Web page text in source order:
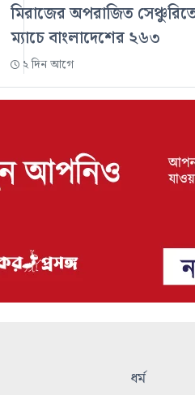
মিরাজের অপরাজিত
ম্যাচে বাংলাদেশের ২৬৩
২ দিন আগে
ধর্ম